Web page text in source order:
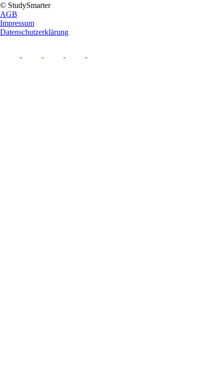
© StudySmarter
AGB
Impressum
Datenschutzerklärung